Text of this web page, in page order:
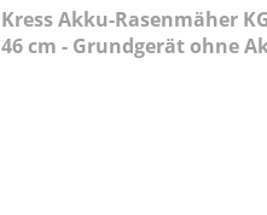
Kress Akku-Rasenmäher
46 cm - Grundgerät ohne